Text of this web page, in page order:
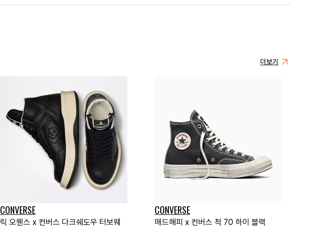
더보기
CONVERSE
릭 오웬스 x 컨버스 다크쉐도우 터보웨
CONVERSE
매드해피 x 컨버스 척 70 하이 블랙